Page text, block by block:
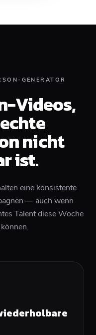
GENERATOR
Videos,
nicht
ist.
eine konsistente
— auch wenn
Talent diese Woche